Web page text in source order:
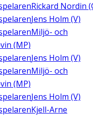
Rickard Nordin
Jens Holm (V)
Miljö- och
(MP)
Jens Holm (V)
Miljö- och
(MP)
Jens Holm (V)
Kjell-Arne